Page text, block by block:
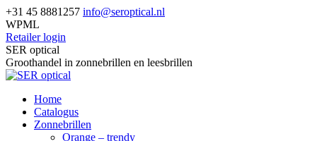
Skip
to
content
+31 45 8881257 info@seroptical.nl
WPML
Retailer login
Facebook
page
opens
new
window
SER optical
Groothandel in zonnebrillen en leesbrillen
Home
Catalogus
Zonnebrillen
Orange – trendy